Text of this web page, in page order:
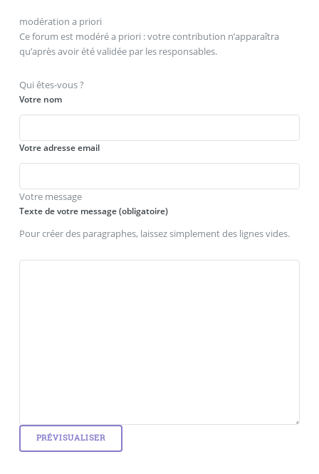
modération a priori
Ce forum est modéré a priori : votre contribution n’apparaîtra
qu’après avoir été validée par les responsables.
Qui êtes-vous ?
Votre nom
Votre adresse email
Votre message
Texte de votre message (obligatoire)
Pour créer des paragraphes, laissez simplement des lignes vides.